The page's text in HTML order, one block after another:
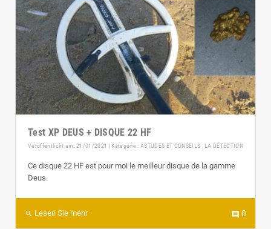
Test XP DEUS + DISQUE 22 HF
Veröffentlicht am: 21/01/2021 | Kategorie :ASTUCES ET CONSEILS , LA DÉTECTION
Ce disque 22 HF est pour moi le meilleur disque de la gamme
Deus.
search Lesen Sie mehr comment 0